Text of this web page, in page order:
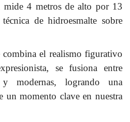
4 metros de alto por 13
de hidroesmalte sobre
combina el realismo figurativo
se fusiona entre
y modernas, logrando una
un momento clave en nuestra